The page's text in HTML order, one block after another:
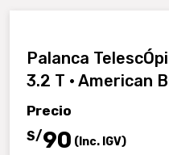
Palanca
3.2 T · American
Precio
S/90 (Inc. IGV)